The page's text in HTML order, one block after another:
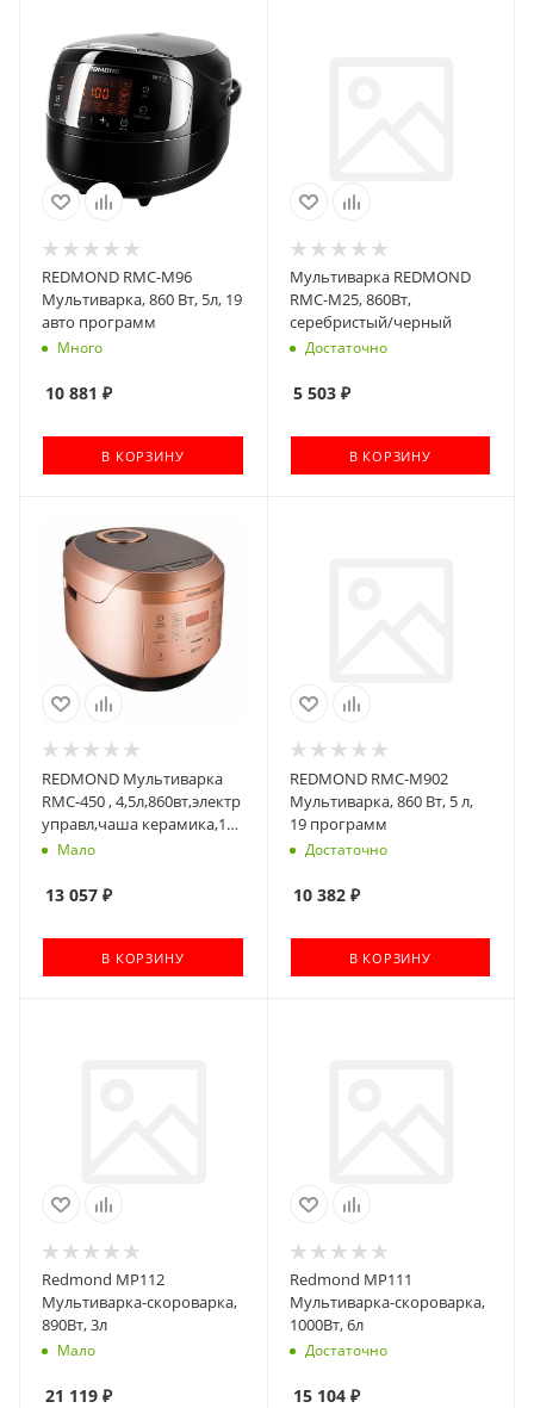
REDMOND RMC-M96
Мультиварка, 860 Вт, 5л, 19
авто программ
Много
10 881 ₽
В КОРЗИНУ
Мультиварка REDMOND
RMC-M25, 860Вт,
серебристый/черный
Достаточно
5 503₽
В КОРЗИНУ
REDMOND Мультиварка
RMC-450 , 4,5л,860вт,электр
управл,чаша керамика,16
автоматических программ
Мало
13 057 ₽
В КОРЗИНУ
REDMOND RMC-M902
Мультиварка, 860 Вт, 5 л,
19 программ
Достаточно
10 382₽
В КОРЗИНУ
Redmond MP112
Мультиварка-скороварка,
890Вт, 3л
Мало
21 119 ₽
Redmond MP111
Мультиварка-скороварка,
1000Вт, 6л
Достаточно
15 104₽